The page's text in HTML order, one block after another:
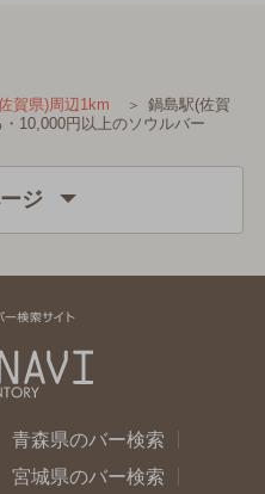
賀県)周辺1km
鍋島駅(佐賀
10,000円以上のソウルバー
ジ
青森県のバー検索
宮城県のバー検索